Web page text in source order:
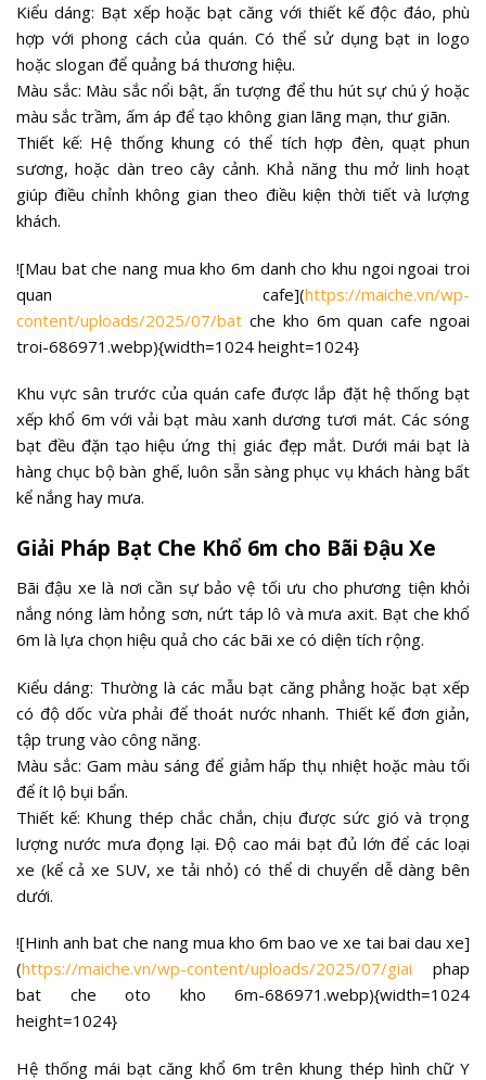
Kiểu dáng: Bạt xếp hoặc bạt căng với thiết kế độc đáo, phù
hợp với phong cách của quán. Có thể sử dụng bạt in logo
hoặc slogan để quảng bá thương hiệu.
Màu sắc: Màu sắc nổi bật, ấn tượng để thu hút sự chú ý hoặc
màu sắc trầm, ấm áp để tạo không gian lãng mạn, thư giãn.
Thiết kế: Hệ thống khung có thể tích hợp đèn, quạt phun
sương, hoặc dàn treo cây cảnh. Khả năng thu mở linh hoạt
giúp điều chỉnh không gian theo điều kiện thời tiết và lượng
khách.
![Mau bat che nang mua kho 6m danh cho khu ngoi ngoai troi
quan cafe](https://maiche.vn/wp-
content/uploads/2025/07/bat che kho 6m quan cafe ngoai
troi-686971.webp){width=1024 height=1024}
Khu vực sân trước của quán cafe được lắp đặt hệ thống bạt
xếp khổ 6m với vải bạt màu xanh dương tươi mát. Các sóng
bạt đều đặn tạo hiệu ứng thị giác đẹp mắt. Dưới mái bạt là
hàng chục bộ bàn ghế, luôn sẵn sàng phục vụ khách hàng bất
kể nắng hay mưa.
Giải Pháp Bạt Che Khổ 6m cho Bãi Đậu Xe
Bãi đậu xe là nơi cần sự bảo vệ tối ưu cho phương tiện khỏi
nắng nóng làm hỏng sơn, nứt táp lô và mưa axit. Bạt che khổ
6m là lựa chọn hiệu quả cho các bãi xe có diện tích rộng.
Kiểu dáng: Thường là các mẫu bạt căng phẳng hoặc bạt xếp
có độ dốc vừa phải để thoát nước nhanh. Thiết kế đơn giản,
tập trung vào công năng.
Màu sắc: Gam màu sáng để giảm hấp thụ nhiệt hoặc màu tối
để ít lộ bụi bẩn.
Thiết kế: Khung thép chắc chắn, chịu được sức gió và trọng
lượng nước mưa đọng lại. Độ cao mái bạt đủ lớn để các loại
xe (kể cả xe SUV, xe tải nhỏ) có thể di chuyển dễ dàng bên
dưới.
![Hinh anh bat che nang mua kho 6m bao ve xe tai bai dau xe]
(https://maiche.vn/wp-content/uploads/2025/07/giai phap
bat che oto kho 6m-686971.webp){width=1024
height=1024}
Hệ thống mái bạt căng khổ 6m trên khung thép hình chữ Y